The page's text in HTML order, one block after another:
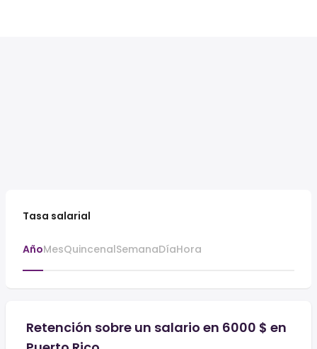
Tasa salarial
AñoMesQuincenalSemanaDíaHora
Retención sobre un salario en 6000 $ en